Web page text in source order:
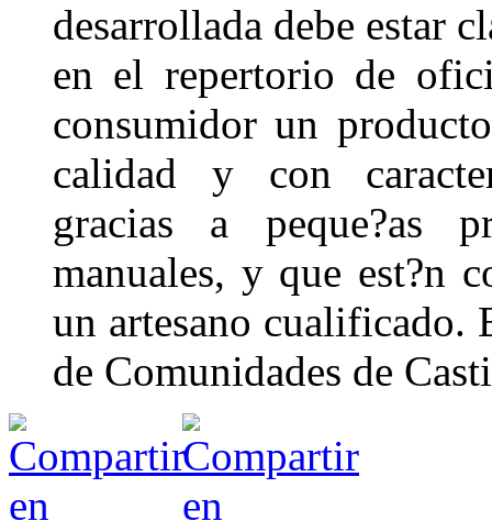
desarrollada debe estar
en el repertorio de
consumidor un
calidad y con
gracias a peque?as
manuales, y que est?n
un artesano cualificado.
de Comunidades de